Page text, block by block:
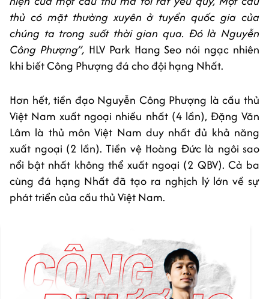
thủ có mặt thường xuyên ở tuyển quốc gia của
chúng ta trong suốt thời gian qua. Đó là Nguyễn
Công Phượng”, HLV Park Hang Seo nói ngạc nhiên
khi biết Công Phượng đá cho đội hạng Nhất.
Hơn hết, tiền đạo Nguyễn Công Phượng là cầu thủ
Việt Nam xuất ngoại nhiều nhất (4 lần), Đặng Văn
Lâm là thủ môn Việt Nam duy nhất đủ khả năng
xuất ngoại (2 lần). Tiền vệ Hoàng Đức là ngôi sao
nổi bật nhất không thể xuất ngoại (2 QBV). Cả ba
cùng đá hạng Nhất đã tạo ra nghịch lý lớn về sự
phát triển của cầu thủ Việt Nam.